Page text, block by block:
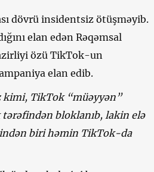
dövrü insidentsiz ötüşməyib.
elan edən Rəqəmsal
özü TikTok-un
elan edib.
kimi, TikTok “müəyyən”
tərəfindən bloklanıb, lakin elə
biri həminTikTok-da